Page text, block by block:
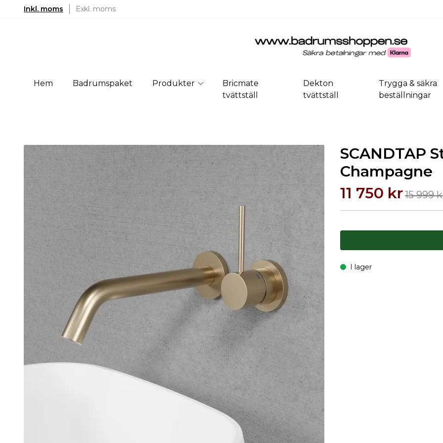
Inkl. moms Exkl. moms
Hem Badrumspaket Produkter
Bricmate
tvättställ
Dekton
tvättställ
Trygga & säkra
beställningar
SCANDTAP
Champagne
11 750 kr15 999
I lager